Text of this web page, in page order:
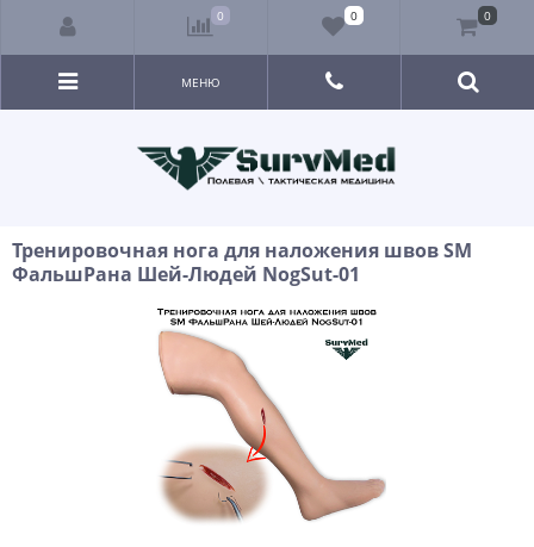
МЕНЮ
Тренировочная нога для наложения швов SM
ФальшРана Шей-Людей NogSut-01
0 0 0